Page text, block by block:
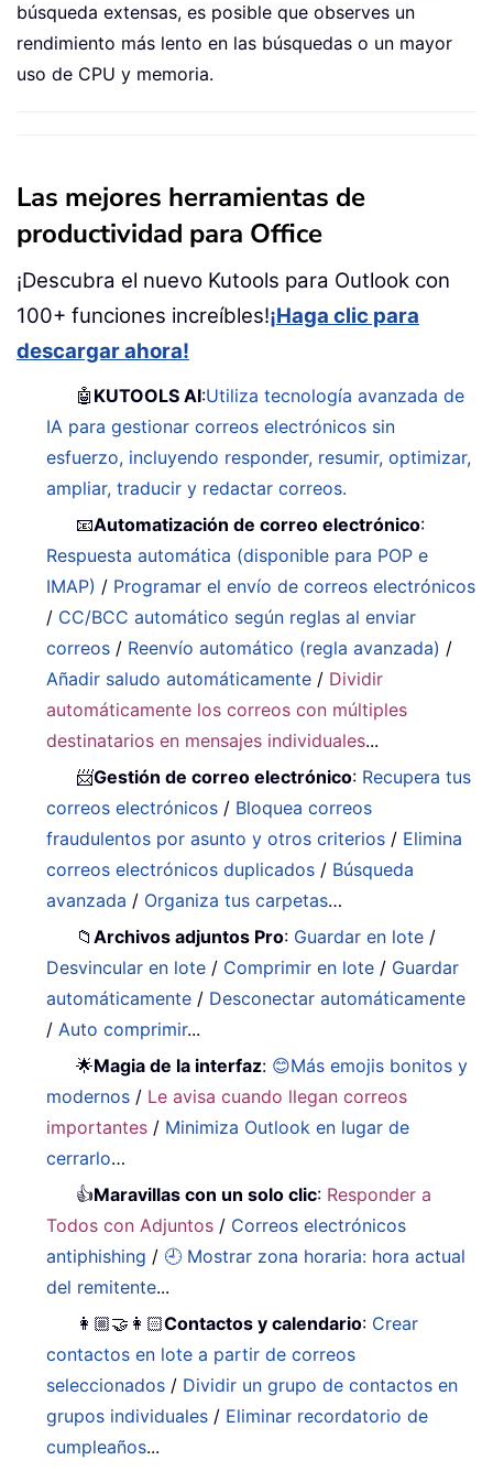
búsqueda extensas, es posible que observes un
rendimiento más lento en las búsquedas o un mayor
uso de CPU y memoria.
Las mejores herramientas de
productividad para Office
¡Descubra el nuevo Kutools para Outlook con
100+ funciones increíbles!¡Haga clic para
descargar ahora!
🤖 KUTOOLS AI:Utiliza tecnología avanzada de
IA para gestionar correos electrónicos sin
esfuerzo, incluyendo responder, resumir, optimizar,
ampliar, traducir y redactar correos.
📧Automatización de correo electrónico:
Respuesta automática (disponible para POP e
IMAP) / Programar el envío de correos electrónicos
/ CC/BCC automático según reglas al enviar
correos / Reenvío automático (regla avanzada) /
Añadir saludo automáticamente / Dividir
automáticamente los correos con múltiples
destinatarios en mensajes individuales...
📨Gestión de correo electrónico: Recupera tus
correos electrónicos / Bloquea correos
fraudulentos por asunto y otros criterios / Elimina
correos electrónicos duplicados / Búsqueda
avanzada / Organiza tus carpetas…
📁Archivos adjuntos Pro: Guardar en lote /
Desvincular en lote / Comprimir en lote / Guardar
automáticamente / Desconectar automáticamente
/Auto comprimir...
🌟Magia de la interfaz: 😊Más emojis bonitos y
modernos / Le avisa cuando llegan correos
importantes / Minimiza Outlook en lugar de
cerrarlo…
👍Maravillas con un solo clic: Responder a
Todos con Adjuntos / Correos electrónicos
antiphishing / 🕘 Mostrar zona horaria: hora actual
del remitente...
👩🏼‍🤝‍👩🏻Contactos y calendario: Crear
contactos en lote a partir de correos
seleccionados / Dividir un grupo de contactos en
grupos individuales / Eliminar recordatorio de
cumpleaños...